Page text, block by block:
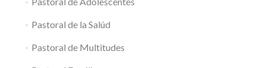
Pastoral de la Salúd
Pastoral de Multitudes